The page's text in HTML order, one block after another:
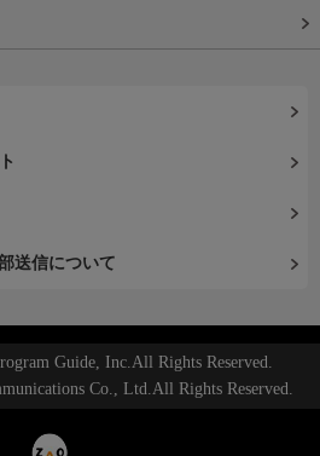
送信について
Guide, Inc.All Rights Reserved.
Co., Ltd.All Rights Reserved.